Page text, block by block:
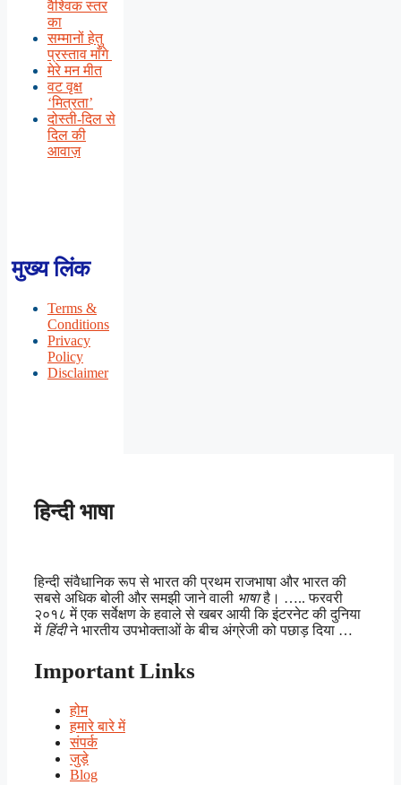
वैश्विक स्तर
का
सम्मानों हेतु
प्रस्ताव माँगे
मेरे मन मीत
वट वृक्ष
‘मित्रता’
दोस्ती-दिल से
दिल की
आवाज़
मुख्य लिंक
Terms &
Conditions
Privacy
Policy
Disclaimer
हिन्दी भाषा
हिन्दी संवैधानिक रूप से भारत की प्रथम राजभाषा और भारत की
सबसे अधिक बोली और समझी जाने वाली भाषाहै। ….. फरवरी
२०१८ में एक सर्वेक्षण के हवाले से खबर आयी कि इंटरनेट की दुनिया
में हिंदीने भारतीय उपभोक्ताओं के बीच अंग्रेजी को पछाड़ दिया …
Important Links
होम
हमारे बारे में
संपर्क
जुड़े
Blog